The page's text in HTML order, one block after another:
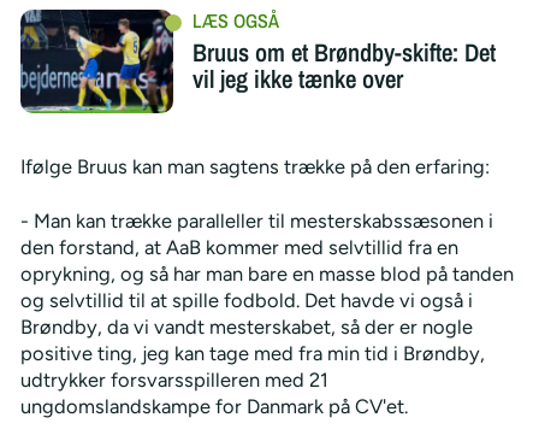
Bruus om et Brøndby-skifte: Det
vil jeg ikke tænke over
Ifølge Bruus kan man sagtens trække på den erfaring:
- Man kan trække paralleller til mesterskabssæsonen i
den forstand, at AaB kommer med selvtillid fra en
oprykning, og så har man bare en masse blod på tanden
og selvtillid til at spille fodbold. Det havde vi også i
Brøndby, da vi vandt mesterskabet, så der er nogle
positive ting, jeg kan tage med fra min tid i Brøndby,
udtrykker forsvarsspilleren med 21
ungdomslandskampe for Danmark på CV'et.